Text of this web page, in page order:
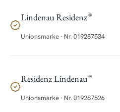
Lindenau Residenz®
Unionsmarke · Nr.019287534
Residenz Lindenau®
Unionsmarke · Nr.019287526